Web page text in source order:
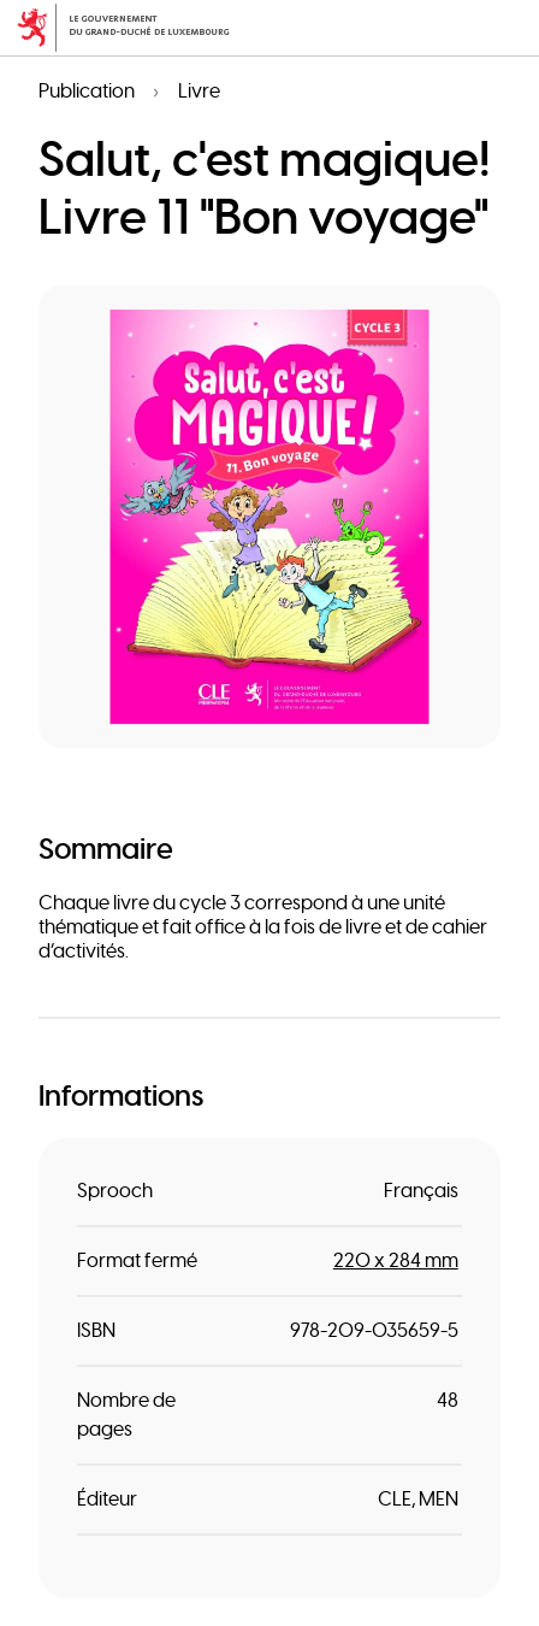
Aller
au
principal
Publication Livre
Salut, c'est magique!
Livre 11 "Bon voyage"
Sommaire
Chaque livre du cycle 3 correspond à une unité
thématique et fait office à la fois de livre et de cahier
d’activités.
Informations
Sprooch Français
Format fermé 220 x 284 mm
ISBN 978-209-035659-5
Nombre de
pages
48
Éditeur CLE MEN